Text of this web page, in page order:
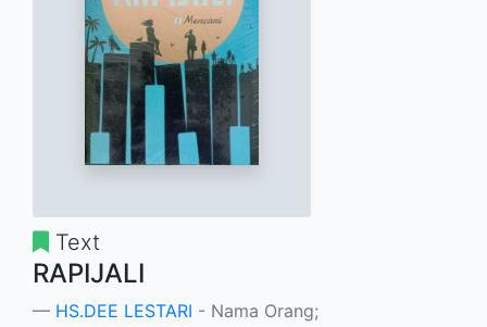
Text
RAPIJALI
HS.DEE LESTARI - Nama Orang;